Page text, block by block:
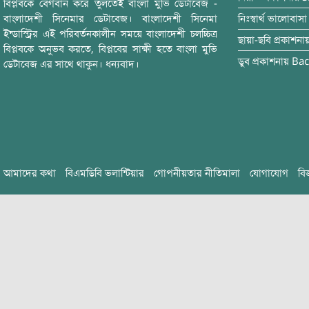
বিপ্লবকে বেগবান করে তুলতেই বাংলা মুভি ডেটাবেজ -
বাংলাদেশী সিনেমার ডেটাবেজ। বাংলাদেশী সিনেমা
ইন্ডাস্ট্রির এই পরিবর্তনকালীন সময়ে বাংলাদেশী চলচ্চিত্র
বিপ্লবকে অনুভব করতে, বিপ্লবের সাক্ষী হতে বাংলা মুভি
ডেটাবেজ এর সাথে থাকুন। ধন্যবাদ।
নিঃস্বার্থ ভালোবাসা
ছায়া-ছবি
ডুব প্রকাশনায়
আমাদের কথা বিএমডিবি ভলান্টিয়ার গোপনীয়তার নীতিমালা যোগাযোগ